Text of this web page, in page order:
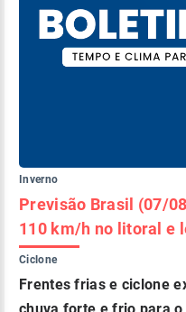
Inverno
Previsão Brasil (07/
110 km/h no litoral e
Ciclone
Frentes frias e ciclone